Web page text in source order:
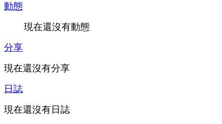
動態
現在還沒有動態
分享
現在還沒有分享
日誌
現在還沒有日誌